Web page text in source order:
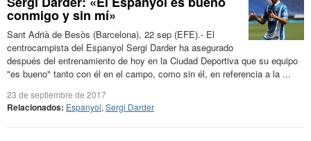
conmigo y sin mí»
Sant Adrià de Besòs (Barcelona), 22 sep (EFE).- El
centrocampista del Espanyol Sergi Darder ha asegurado
después del entrenamiento de hoy en la Ciudad Deportiva que su equipo
"es bueno" tanto con él en el campo, como sin él, en referencia a la ...
23 de septiembre de 2017
Relacionados: Espanyol, Sergi Darder